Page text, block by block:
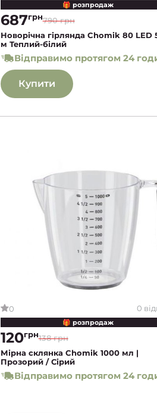
🎁 розпродаж
790 грн
687грн
Новорічна гірлянда Chomik 80 LED
м Теплий-білий
Відправимо протягом 24
Купити
0 0
🎁 розпродаж
138 грн
120грн
Мірна склянка Chomik 1000 мл |
Прозорий / Сірий
Відправимо протягом 24